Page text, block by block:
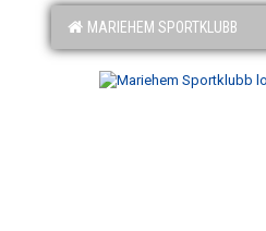
MARIEHEM SPORTKLUBB